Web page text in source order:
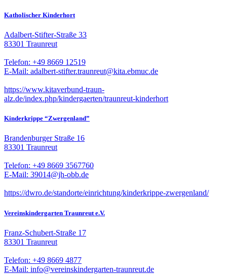
Katholischer Kinderhort
Adalbert-Stifter-Straße 33
83301 Traunreut
Telefon: +49 8669 12519
E-Mail: adalbert-stifter.traunreut@kita.ebmuc.de
https://www.kitaverbund-traun-
alz.de/index.php/kindergaerten/traunreut-kinderhort
Kinderkrippe “Zwergenland”
Brandenburger Straße 16
83301 Traunreut
Telefon: +49 8669 3567760
E-Mail: 39014@jh-obb.de
https://dwro.de/standorte/einrichtung/kinderkrippe-zwergenland/
Vereinskindergarten Traunreut e.V.
Franz-Schubert-Straße 17
83301 Traunreut
Telefon: +49 8669 4877
E-Mail: info@vereinskindergarten-traunreut.de